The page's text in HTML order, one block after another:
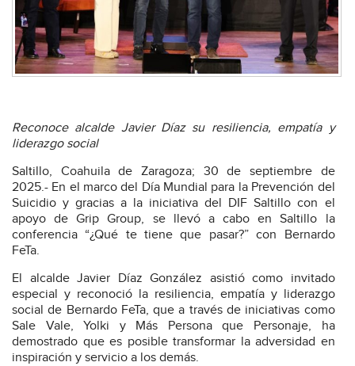
Reconoce alcalde Javier Díaz su resiliencia, empatía y
liderazgo social
Saltillo, Coahuila de Zaragoza; 30 de septiembre de
2025.- En el marco del Día Mundial para la Prevención del
Suicidio y gracias a la iniciativa del DIF Saltillo con el
apoyo de Grip Group, se llevó a cabo en Saltillo la
conferencia “¿Qué te tiene que pasar?” con Bernardo
FeTa.
El alcalde Javier Díaz González asistió como invitado
especial y reconoció la resiliencia, empatía y liderazgo
social de Bernardo FeTa, que a través de iniciativas como
Sale Vale, Yolki y Más Persona que Personaje, ha
demostrado que es posible transformar la adversidad en
inspiración y servicio a los demás.